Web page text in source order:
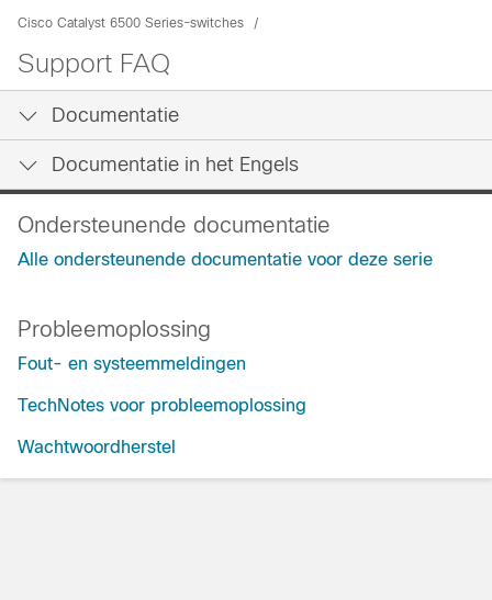
Cisco Catalyst 6500 Series-switches
Support FAQ
Documentatie
Documentatie in het Engels
Ondersteunende documentatie
Alle ondersteunende documentatie voor deze serie
Probleemoplossing
Fout- en systeemmeldingen
TechNotes voor probleemoplossing
Wachtwoordherstel